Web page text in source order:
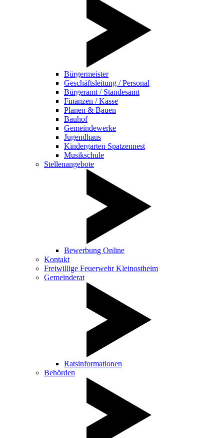
Bürgermeister
Geschäftsleitung / Personal
Bürgeramt / Standesamt
Finanzen / Kasse
Planen & Bauen
Bauhof
Gemeindewerke
Jugendhaus
Kindergarten Spatzennest
Musikschule
Stellenangebote
Bewerbung Online
Kontakt
Freiwillige Feuerwehr Kleinostheim
Gemeinderat
Ratsinformationen
Behörden